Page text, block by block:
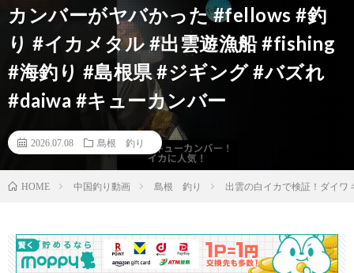
カンバーがヤバかった #fellows #釣
り #イカメタル #出雲遊漁船 #fishing
#海釣り #島根県 #ジギング #バズれ
#daiwa #キューカンバー
2026.07.08 島根 釣り
HOME 中国釣り動画 島根 釣り 出雲の白イカで検証！ダイワ